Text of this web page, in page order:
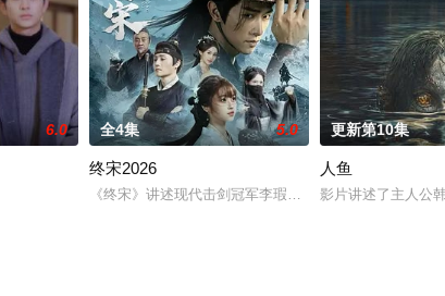
6.0 全4集 5.0
终宋2026
《终宋》讲述现代击剑冠军李瑕魂穿南宋死囚，随北上
更新第10集
人鱼
影片讲述了主人公